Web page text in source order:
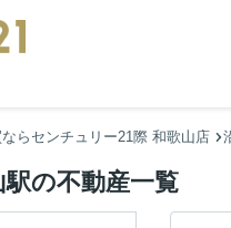
らセンチュリー21際 和歌山店
の不動産一覧